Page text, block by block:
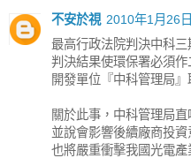
不安於視 2010年1月26
最高行政法院判決中科三
判決結果使環保署必須作
開發單位『中科管理局』
關於此事，中科管理局直
並說會影響後續廠商投資
也將嚴重衝擊我國光電產